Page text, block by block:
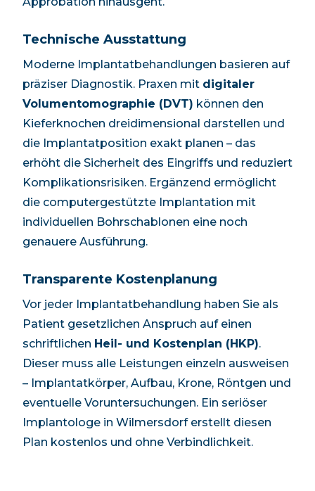
Technische Ausstattung
Moderne Implantatbehandlungen basieren auf
präziser Diagnostik. Praxen mit digitaler
Volumentomographie (DVT) können den
Kieferknochen dreidimensional darstellen und
die Implantatposition exakt planen – das
erhöht die Sicherheit des Eingriffs und reduziert
Komplikationsrisiken. Ergänzend ermöglicht
die computergestützte Implantation mit
individuellen Bohrschablonen eine noch
genauere Ausführung.
Transparente Kostenplanung
Vor jeder Implantatbehandlung haben Sie als
Patient gesetzlichen Anspruch auf einen
schriftlichen Heil- und Kostenplan (HKP).
Dieser muss alle Leistungen einzeln ausweisen
– Implantatkörper, Aufbau, Krone, Röntgen und
eventuelle Voruntersuchungen. Ein seriöser
Implantologe in Wilmersdorferstellt diesen
Plan kostenlos und ohne Verbindlichkeit.